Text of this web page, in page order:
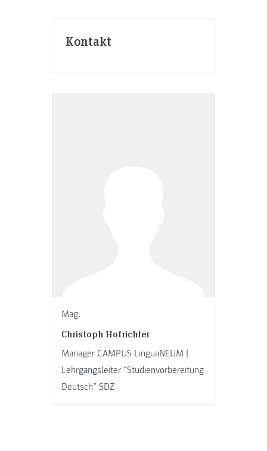
Kontakt
Mag.
Christoph Hofrichter
Manager CAMPUS LinguaNEUM |
Lehrgangsleiter “Studienvorbereitung
Deutsch” SDZ